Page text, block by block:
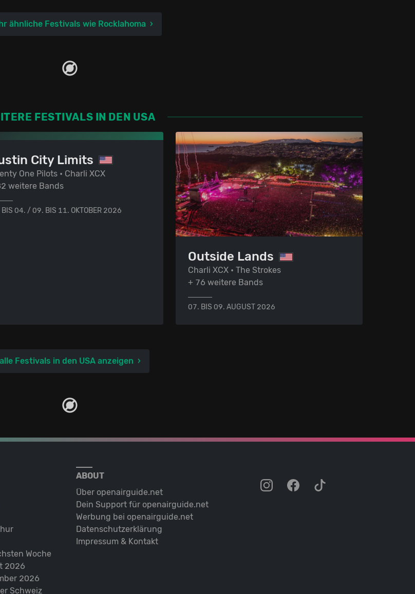
ähnliche Festivals wie Rocklahoma
FESTIVALS IN DEN USA
City Limits
One Pilots • Charli XCX
weitere Bands
04. / 09. BIS 11. OKTOBER 2026
Outside Lands
Charli XCX • The Strokes
+ 76 weitere Bands
07. BIS 09. AUGUST 2026
alle Festivals in den USA anzeigen
Woche
2026
2026
Schweiz
ABOUT
Über openairguide.net
Dein Support für openairguide.net
Werbung bei openairguide.net
Datenschutz­erklärung
Impressum & Kontakt